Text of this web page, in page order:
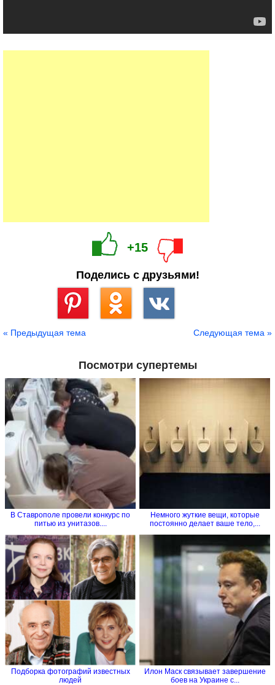
+15
Поделись с друзьями!
« Предыдущая тема Следующая тема »
Посмотри супертемы
В Ставрополе провели конкурс по
питью из унитазов....
Немного жуткие вещи, которые
постоянно делает ваше тело,...
Подборка фотографий известных
людей
Илон Маск связывает завершение
боев на Украине с...